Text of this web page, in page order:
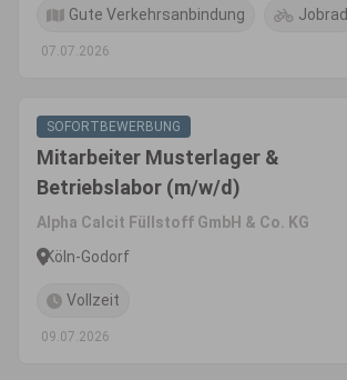
Gute Verkehrsanbindung Jobrad
07.07.2026
SOFORTBEWERBUNG
Mitarbeiter Musterlager &
Betriebslabor (m/w/d)
Alpha Calcit Füllstoff GmbH & Co. KG
Köln-Godorf
Vollzeit
09.07.2026